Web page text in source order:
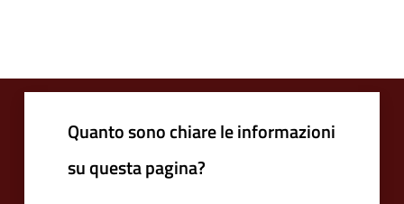
Quanto sono chiare le informazioni
su questa pagina?